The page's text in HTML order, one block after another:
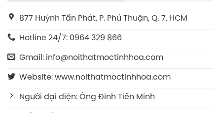
877 Huỳnh Tấn Phát, P. Phú Thuận, Q. 7, HCM
Hotline 24/7: 0964 329 866
Gmail: info@noithatmoctinhhoa.com
Website: www.noithatmoctinhhoa.com
Người đại diện: Ông Đinh Tiến Minh